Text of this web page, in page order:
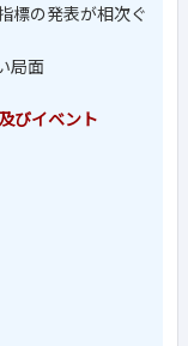
標の発表が相次ぐ
局面
びイベント